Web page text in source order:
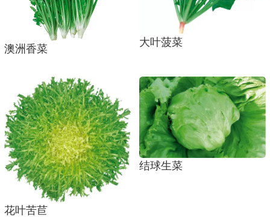
澳洲香菜
大叶菠菜
花叶苦苣
结球生菜